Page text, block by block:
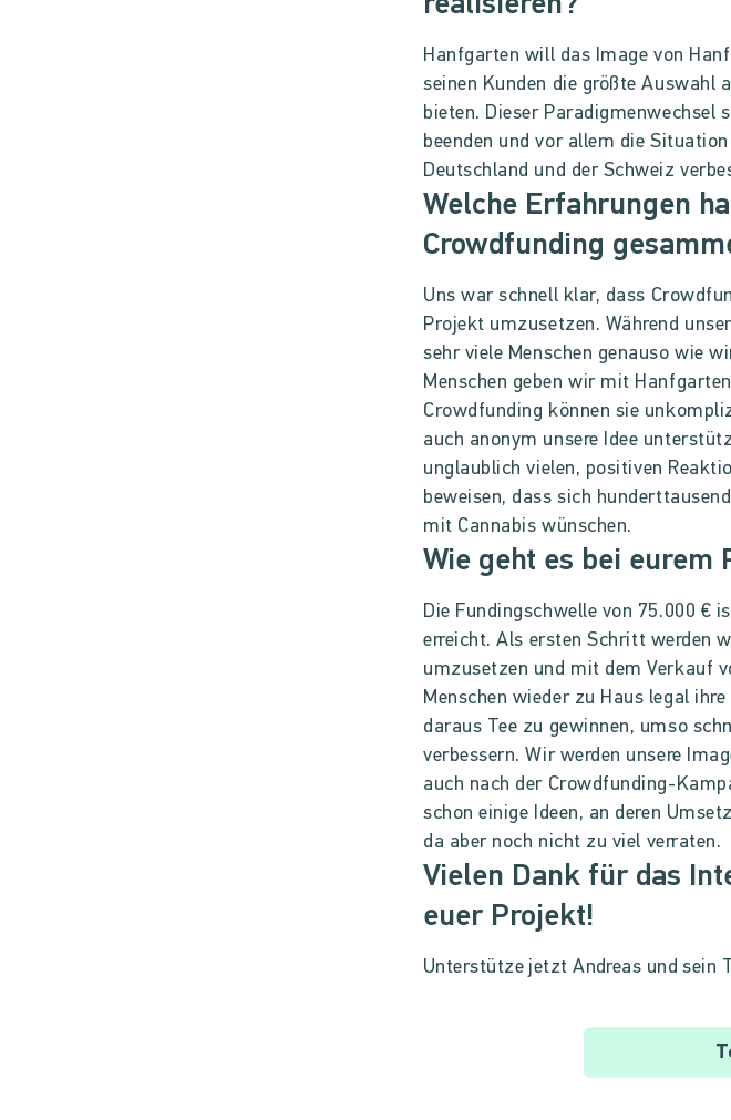
Hanfgarten will das Image von
seinen Kunden die größte Auswahl
bieten. Dieser
beenden und vor allem die
Deutschland und der Schweiz
Welche Erfahrungen
Crowdfunding
Uns war schnell klar, dass
Projekt umzusetzen. Während
sehr viele Menschen genauso wie
Menschen geben wir mit
Crowdfunding können sie
auch anonym unsere Idee
unglaublich vielen, positiven
beweisen, dass sich
mit Cannabis wünschen.
Wie geht es bei eurem
Die Fundingschwelle von 75.000 €
erreicht. Als ersten Schritt werden
umzusetzen und mit dem Verkauf
Menschen wieder zu Haus legal
daraus Tee zu gewinnen, umso
verbessern. Wir werden unsere
auch nach der Crowdfunding-
schon einige Ideen, an deren
da aber noch nicht zu viel verraten.
Vielen Dank für das
euer Projekt!
Unterstütze jetzt Andreas und sein